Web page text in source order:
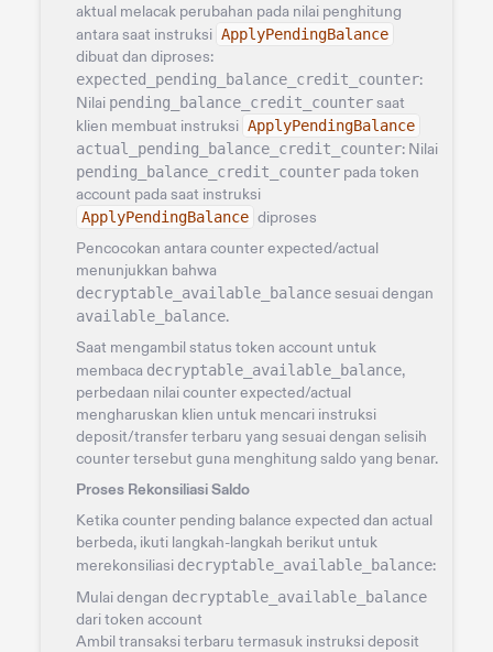
aktual melacak perubahan pada nilai penghitung
antara saat instruksi ApplyPendingBalance
dibuat dan diproses:
expected_pending_balance_credit_counter:
Nilai pending_balance_credit_countersaat
klien membuat instruksi ApplyPendingBalance
actual_pending_balance_credit_counter: Nilai
pending_balance_credit_counter pada token
account pada saat instruksi
ApplyPendingBalance diproses
Pencocokan antara counter expected/actual
menunjukkan bahwa
decryptable_available_balancesesuai dengan
available_balance.
Saat mengambil status token account untuk
membaca decryptable_available_balance,
perbedaan nilai counter expected/actual
mengharuskan klien untuk mencari instruksi
deposit/transfer terbaru yang sesuai dengan selisih
counter tersebut guna menghitung saldo yang benar.
Proses Rekonsiliasi Saldo
Ketika counter pending balance expected dan actual
berbeda, ikuti langkah-langkah berikut untuk
merekonsiliasi decryptable_available_balance:
Mulai dengan decryptable_available_balance
dari token account
Ambil transaksi terbaru termasuk instruksi deposit